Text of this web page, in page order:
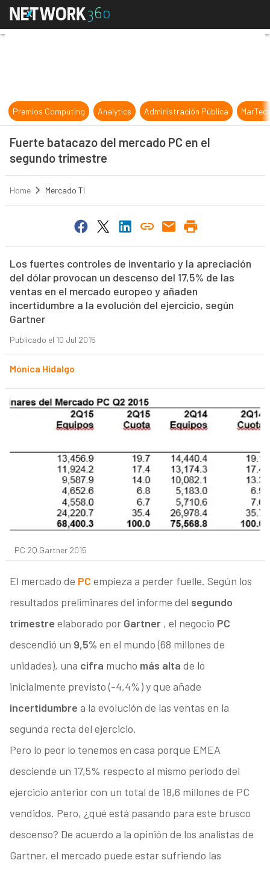
Fuerte batacazo del mercado PC
Premios Computing Analytics Administración Pública
Fuerte batacazo del mercado PC en el
segundo trimestre
Home Mercado TI
Los fuertes controles de inventario y la apreciación
del dólar provocan un descenso del 17,5% de las
ventas en el mercado europeo y añaden
incertidumbre a la evolución del ejercicio, según
Gartner
Publicado el 10 Jul 2015
Mónica Hidalgo
PC 2Q Gartner 2015
El mercado de PC empieza a perder fuelle. Según los
resultados preliminares del informe del segundo
trimestre elaborado por Gartner , el negocio PC
descendió un 9,5% en el mundo (68 millones de
unidades), una cifra mucho más alta de lo
inicialmente previsto (-4,4%) y que añade
incertidumbre a la evolución de las ventas en la
segunda recta del ejercicio.
Pero lo peor lo tenemos en casa porque EMEA
desciende un 17,5% respecto al mismo periodo del
ejercicio anterior con un total de 18,6 millones de PC
vendidos. Pero, ¿qué está pasando para este brusco
descenso? De acuerdo a la opinión de los analistas de
Gartner, el mercado puede estar sufriendo las